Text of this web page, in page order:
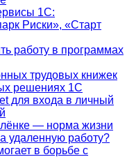
1С:
Риски», «Старт
работу в программах
трудовых книжек
решениях 1С
для входа в личный
— норма жизни
удаленную работу?
в борьбе с